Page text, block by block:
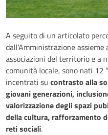
A seguito di un articolato
dall’Amministrazione
associazioni del territorio e a
comunità locale, sono nati 12
incentrati su contrasto alla
giovani generazioni,
valorizzazione degli spazi
della cultura, rafforzamento
reti sociali.